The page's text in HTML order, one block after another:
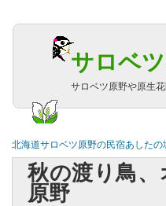
北海道サロベツ原野の民宿あしたの
秋の渡り鳥
原野
サロベツ
サロベツ原野や原生